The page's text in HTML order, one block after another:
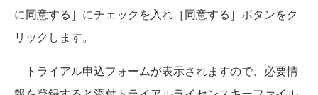
に同意する］にチェックを入れ［同意する］ボタンをク
リックします。
トライアル申込フォームが表示されますので、必要情